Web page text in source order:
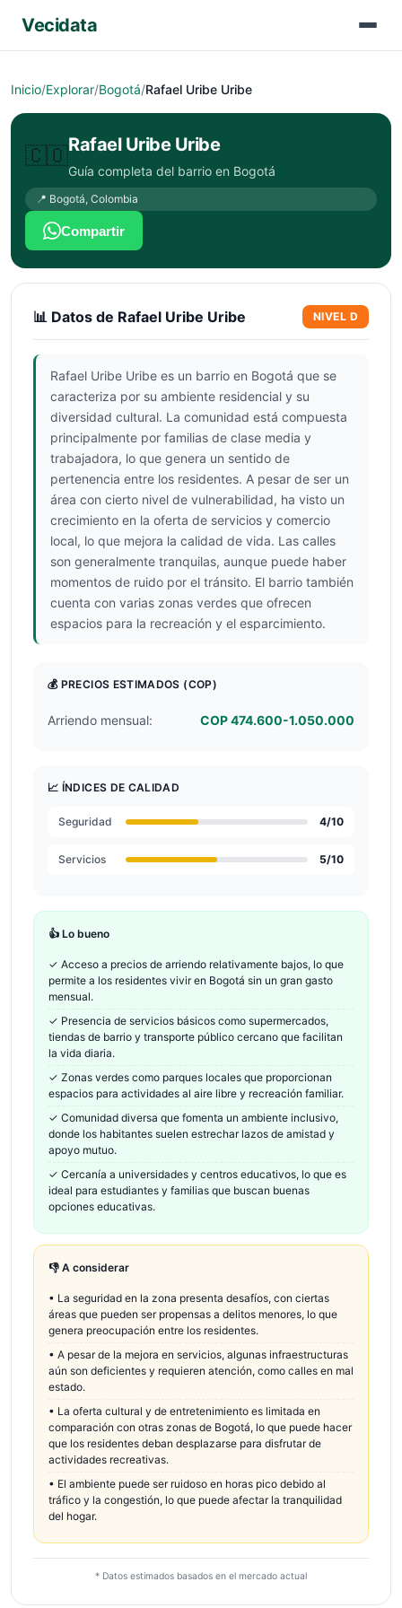
Vecidata
Inicio/Explorar/Bogotá/Rafael Uribe Uribe
🇨🇴Rafael Uribe Uribe
Guía completa del barrio en Bogotá
📍 Bogotá, Colombia
Compartir
📊 Datos de Rafael Uribe Uribe NIVEL D
Rafael Uribe Uribe es un barrio en Bogotá que se
caracteriza por su ambiente residencial y su
diversidad cultural. La comunidad está compuesta
principalmente por familias de clase media y
trabajadora, lo que genera un sentido de
pertenencia entre los residentes. A pesar de ser un
área con cierto nivel de vulnerabilidad, ha visto un
crecimiento en la oferta de servicios y comercio
local, lo que mejora la calidad de vida. Las calles
son generalmente tranquilas, aunque puede haber
momentos de ruido por el tránsito. El barrio también
cuenta con varias zonas verdes que ofrecen
espacios para la recreación y el esparcimiento.
💰 PRECIOS ESTIMADOS (COP)
Arriendo mensual: COP 474.600-1.050.000
📈 ÍNDICES DE CALIDAD
Seguridad 4/10
Servicios 5/10
👍 Lo bueno
✓ Acceso a precios de arriendo relativamente bajos, lo que
permite a los residentes vivir en Bogotá sin un gran gasto
mensual.
✓ Presencia de servicios básicos como supermercados,
tiendas de barrio y transporte público cercano que facilitan
la vida diaria.
✓ Zonas verdes como parques locales que proporcionan
espacios para actividades al aire libre y recreación familiar.
✓ Comunidad diversa que fomenta un ambiente inclusivo,
donde los habitantes suelen estrechar lazos de amistad y
apoyo mutuo.
✓ Cercanía a universidades y centros educativos, lo que es
ideal para estudiantes y familias que buscan buenas
opciones educativas.
👎 A considerar
• La seguridad en la zona presenta desafíos, con ciertas
áreas que pueden ser propensas a delitos menores, lo que
genera preocupación entre los residentes.
• A pesar de la mejora en servicios, algunas infraestructuras
aún son deficientes y requieren atención, como calles en mal
estado.
• La oferta cultural y de entretenimiento es limitada en
comparación con otras zonas de Bogotá, lo que puede hacer
que los residentes deban desplazarse para disfrutar de
actividades recreativas.
• El ambiente puede ser ruidoso en horas pico debido al
tráfico y la congestión, lo que puede afectar la tranquilidad
del hogar.
* Datos estimados basados en el mercado actual